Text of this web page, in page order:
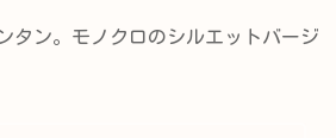
タン。モノクロのシルエットバージ